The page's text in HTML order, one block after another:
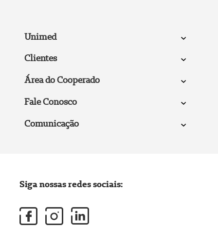
Unimed
Clientes
Área do Cooperado
Fale Conosco
Comunicação
Siga nossas redes sociais: